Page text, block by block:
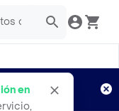
en
Aplican TyC